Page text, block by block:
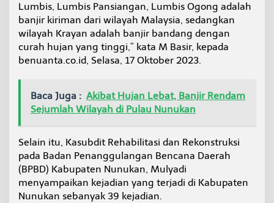
Lumbis, Lumbis Pansiangan, Lumbis Ogong adalah
banjir kiriman dari wilayah Malaysia, sedangkan
wilayah Krayan adalah banjir bandang dengan
curah hujan yang tinggi,” kata M Basir, kepada
benuanta.co.id, Selasa, 17 Oktober 2023.
Baca Juga : Akibat Hujan Lebat, Banjir Rendam
Sejumlah Wilayah di Pulau Nunukan
Selain itu, Kasubdit Rehabilitasi dan Rekonstruksi
pada Badan Penanggulangan Bencana Daerah
(BPBD) Kabupaten Nunukan, Mulyadi
menyampaikan kejadian yang terjadi di Kabupaten
Nunukan sebanyak 39 kejadian.